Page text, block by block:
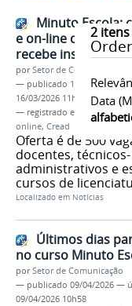
2itens
Data
Minuto Escola:
e on-line de
recebe inscrições
porSetor de Comunicação
— publicado 12/03/2026—
16/03/2026 11h07
— registrado em:
EaD,
online, Cread
Oferta é de 500
docentes, técnicos-
administrativos e
cursos de
Localizado em Notícias
Últimos dias
no curso Minuto
porSetor de Comunicação
— publicado 09/04/2026 —
09/04/2026 10h58